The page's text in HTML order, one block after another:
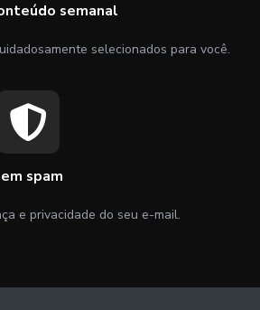
semanal
selecionados para você.
spam
e privacidade do seu e-mail.